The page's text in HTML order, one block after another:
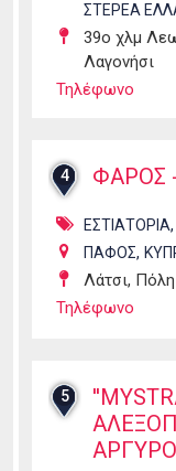
ΣΤΕΡΕΑ
39ο χλμ
Λαγονήσι
Τηλέφωνο
4 ΦΑΡΟΣ
ΕΣΤΙΑΤΟΡΙΑ,
ΠΑΦΟΣ,
Λάτσι,
Τηλέφωνο
5